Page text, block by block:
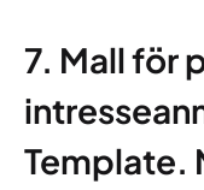
7. Mall för
Template.